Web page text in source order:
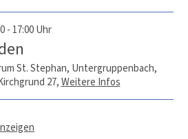
- 17:00 Uhr
St. Stephan, Untergruppenbach,
27, Weitere Infos